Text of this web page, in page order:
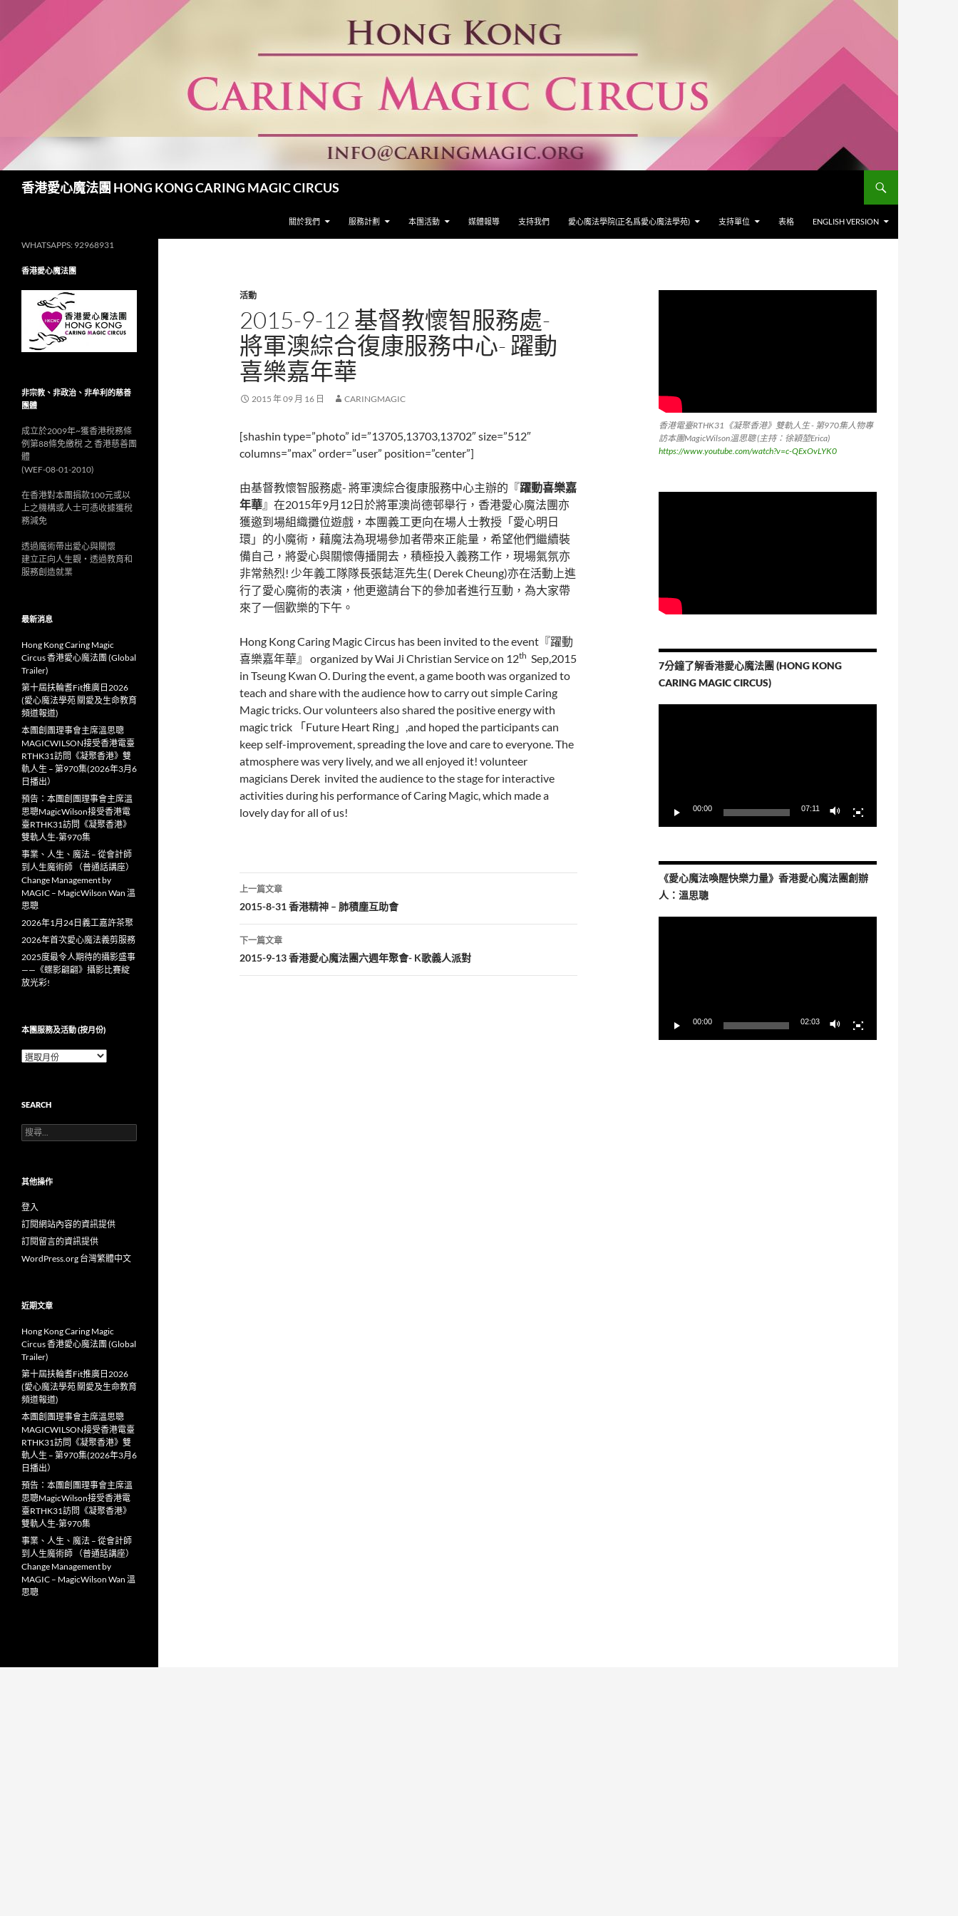
主
容
香港愛心魔法團 HONG KONG CARING MAGIC CIRCUS
關於我們 服務計劃 本團活動 媒體報導 支持我們 愛心魔法學院(正名爲愛心魔法學苑) 支持單位 表格 ENGLISH VERSION
活動
2015-9-12 基督教懷智服務處-
將軍澳綜合復康服務中心- 躍動
喜樂嘉年華
2015 年 09 月 16 日 CARINGMAGIC
[shashin type=”photo” id=”13705,13703,13702″ size=”512″
columns=”max” order=”user” position=”center”]
由基督教懷智服務處- 將軍澳綜合復康服務中心主辦的『躍動喜樂嘉
年華』在2015年9月12日於將軍澳尚德邨舉行，香港愛心魔法團亦
獲邀到場組織攤位遊戲，本團義工更向在場人士教授「愛心明日
環」的小魔術，藉魔法為現場參加者帶來正能量，希望他們繼續裝
備自己，將愛心與關懷傳播開去，積極投入義務工作，現場氣氛亦
非常熱烈! 少年義工隊隊長張鋕洭先生( Derek Cheung)亦在活動上進
行了愛心魔術的表演，他更邀請台下的參加者進行互動，為大家帶
來了一個歡樂的下午。
Hong Kong Caring Magic Circus has been invited to the event『躍動
喜樂嘉年華』 organized by Wai Ji Christian Service on 12th Sep,2015
in Tseung Kwan O. During the event, a game booth was organized to
teach and share with the audience how to carry out simple Caring
Magic tricks. Our volunteers also shared the positive energy with
magic trick 「Future Heart Ring」,and hoped the participants can
keep self-improvement, spreading the love and care to everyone. The
atmosphere was very lively, and we all enjoyed it! volunteer
magicians Derek invited the audience to the stage for interactive
activities during his performance of Caring Magic, which made a
lovely day for all of us!
文
章
導
覽
上一篇文章
2015-8-31 香港精神 – 肺積塵互助會
下一篇文章
2015-9-13 香港愛心魔法團六週年聚會- K歌義人派對
香港電臺RTHK31《凝聚香港》雙軌人生 - 第970集人物專
訪本團MagicWilson溫思聰 (主持：徐穎堃Erica)
https://www.youtube.com/watch?v=c-QExOvLYK0
7分鐘了解香港愛心魔法團 (HONG KONG
CARING MAGIC CIRCUS)
00:00 07:11
《愛心魔法喚醒快樂力量》香港愛心魔法團創辦
人：溫思聰
00:00 02:03
WHATSAPPS: 92968931
香港愛心魔法團
非宗教、非政治、非牟利的慈善
團體
成立於2009年~獲香港稅務條
例第88條免繳稅 之 香港慈善團
體
(WEF-08-01-2010)
在香港對本團捐款100元或以
上之機構或人士可憑收據獲稅
務減免
透過魔術帶出愛心與關懷
建立正向人生觀‧透過教育和
服務創造就業
最新消息
Hong Kong Caring Magic
Circus 香港愛心魔法團 (Global
Trailer)
第十屆扶輪耆Fit推廣日2026
(愛心魔法學苑 關愛及生命教育
頻道報道)
本團創團理事會主席溫思聰
MAGICWILSON接受香港電臺
RTHK31訪問《凝聚香港》雙
軌人生 – 第970集(2026年3月6
日播出）
預告：本團創團理事會主席溫
思聰MagicWilson接受香港電
臺RTHK31訪問《凝聚香港》
雙軌人生-第970集
事業、人生、魔法 – 從會計師
到人生魔術師 （普通話講座）
Change Management by
MAGIC – MagicWilson Wan 溫
思聰
2026年1月24日義工嘉許茶聚
2026年首次愛心魔法義剪服務
2025度最令人期待的攝影盛事
——《蝶影翩翩》攝影比賽綻
放光彩!
本團服務及活動 (按月份)
本
及
動
(按
SEARCH
搜
尋
字:
其他操作
登入
訂閱網站內容的資訊提供
訂閱留言的資訊提供
WordPress.org 台灣繁體中文
近期文章
Hong Kong Caring Magic
Circus 香港愛心魔法團 (Global
Trailer)
第十屆扶輪耆Fit推廣日2026
(愛心魔法學苑 關愛及生命教育
頻道報道)
本團創團理事會主席溫思聰
MAGICWILSON接受香港電臺
RTHK31訪問《凝聚香港》雙
軌人生 – 第970集(2026年3月6
日播出）
預告：本團創團理事會主席溫
思聰MagicWilson接受香港電
臺RTHK31訪問《凝聚香港》
雙軌人生-第970集
事業、人生、魔法 – 從會計師
到人生魔術師 （普通話講座）
Change Management by
MAGIC – MagicWilson Wan 溫
思聰